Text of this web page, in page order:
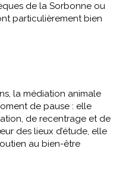
de la Sorbonne ou
particulièrement bien
la médiation animale
de pause : elle
de recentrage et de
des lieux d’étude, elle
au bien-être